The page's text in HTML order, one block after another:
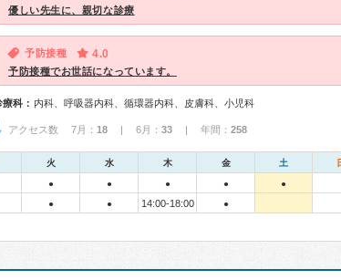
優しい先生に、親切な診療
予防接種 4.0
予防接種でお世話になっています。
療科： 内科、呼吸器内科、循環器内科、皮膚科、小児科
アクセス数 7月： 18 | 6月： 33 | 年間： 258
火 水 木 金 土
● ● ● ● ●
● ● 14:00-18:00 ●